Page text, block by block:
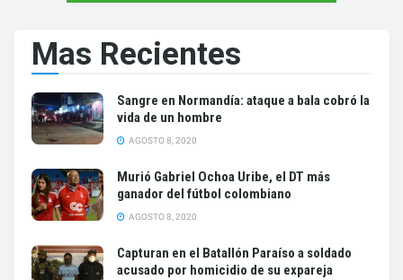
Mas Recientes
Sangre en Normandía: ataque a bala cobró la
vida de un hombre
AGOSTO 8, 2020
Murió Gabriel Ochoa Uribe, el DT más
ganador del fútbol colombiano
AGOSTO 8, 2020
Capturan en el Batallón Paraíso a soldado
acusado por homicidio de su expareja